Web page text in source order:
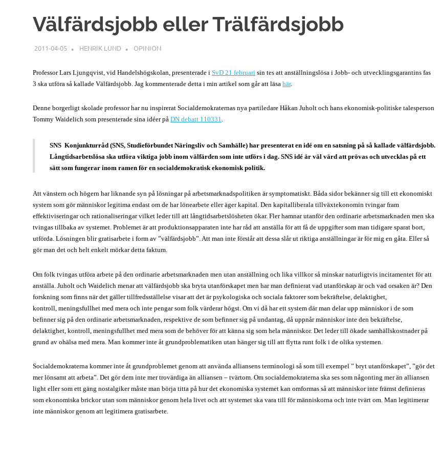
Välfärdsjobb eller Trälfärdsjobb
2011-04-05 HENRIK LUND OPINION
Professor Lars Ljungqvist, vid Handelshögskolan, presenterade i SvD 21 februari sin tes att anställningslösa i Jobb- och utvecklingsgarantins fas
3 ska utföra så kallade Välfärdsjobb. Jag kommenterade detta i min artikel som går att läsa här.
Denne borgerligt skolade professor har nu inspirerat Socialdemokraternas nya partiledare Håkan Juholt och hans ekonomisk-politiske talesperson
Tommy Waidelich som presenterade sina idéer på DN debatt 110331.
SNS Konjunkturråd (SNS, Studieförbundet Näringsliv och Samhälle) har presenterat en idé om en satsning på så kallade välfärdsjobb.
Långtidsarbetslösa ska utföra viktiga jobb inom välfärden som inte utförs i dag. SNS idé är väl värd att prövas och utvecklas på ett
sätt som fungerar inom ramen för en socialdemokratisk ekonomisk politik.
Att vänstern och högern har liknande syn på lösningar på arbetsmarknadspolitiken är symptomatiskt. Båda sidor bekänner sig till ett ekonomiskt
system som gör människor legitima endast om de har lönearbete eller äger kapital. Den kapitalliberala tillväxtekonomin tvingar fram
effektiviseringar och rationaliseringar vilket leder till att långtidsarbetslösheten ökar. Fler hamnar utanför den ordinarie arbetsmarknaden men ska
tvingas tillbaka av systemet. Problemet är att produktionsapparaten inte har råd att anställa för att få de uppgifter som man tidigare sparat bort,
utförda. Lösningen blir gratisarbete i form av ”välfärdsjobb”. Att man inte förstår att dessa slår ut riktiga anställningar är för mig en gåta. Eller så
gör man det och helt enkelt mörkar detta faktum.
Om folk tvingas utföra arbete på den ordinarie arbetsmarknaden men utan anställning och lika villkor så minskar naturligtvis incitamentet för att
anställa. Juholt och Waidelich menar att välfärdsjobb ska bryta utanförskapet men har man definierat vad utanförskap är och vad orsaken är? Den
forskning som finns när det gäller tillfredsställelse visar att det är psykologiska och sociala faktorer som bekräftelse, delaktighet,
kontroll, meningsfullhet med mera och inte pengar som folk värderar högst. Om vi då har ett system där man delar upp människor i de som
befinner sig på den ordinarie arbetsmarknaden, respektive de som befinner sig på undantag, då uppnår människor inte den bekräftelse,
delaktighet, kontroll, meningsfullhet med mera som de behöver för att känna sig som hela människor. Det leder till ökade samhällskostnader på
grund av ohälsa med mera. Man kommer inte åt grundproblematiken utan hänger sig till att flytta runt folk i de olika systemen.
Socialdemokraterna kommer inte åt grundproblemet genom att använda alliansens terminologi så som till exempel ” bryt utanförskapet”, ”gör det
mer lönsamt att arbeta”. Det gör dem inte mer trovärdiga än alliansen – tvärtom. Om socialdemokraterna ska ses som någonting mer än alliansen
light eller som ett gäng nostalgiker måste man börja titta på hur det ekonomiska systemet kan omformas så att människor inte främst definieras
som ekonomiska brickor utan som människor genom hela livet och att systemet ska vara till för människorna och inte tvärt om. Man legitimerar
inte människor genom att legitimera gratisarbete.